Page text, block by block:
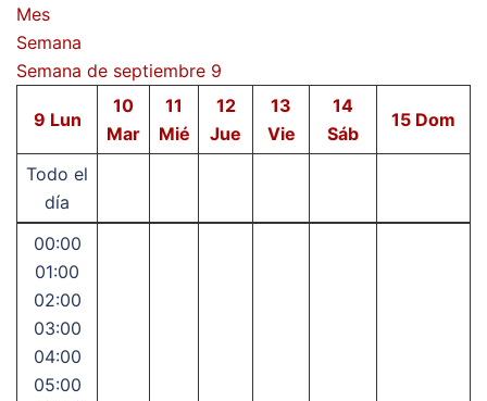
Mes
Semana
Semana de septiembre 9
9 Lun
10
Mar
11
Mié
12
Jue
13
Vie
14
Sáb
15 Dom
Todo el
día
00:00
01:00
02:00
03:00
04:00
05:00